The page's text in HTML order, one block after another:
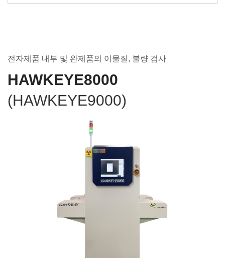
전자제품 내부 및 완제품의 이물질, 불량 검사
HAWKEYE8000
(HAWKEYE9000)